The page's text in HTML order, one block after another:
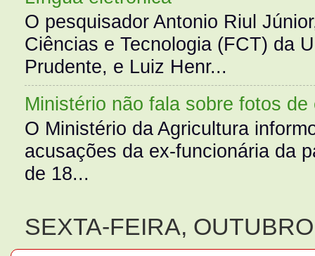
O pesquisador Antonio Riul
Ciências e Tecnologia (FCT) da
Prudente, e Luiz Henr...
Ministério não fala sobre fotos de
O Ministério da Agricultura
acusações da ex-funcionária da
de 18...
SEXTA-FEIRA,